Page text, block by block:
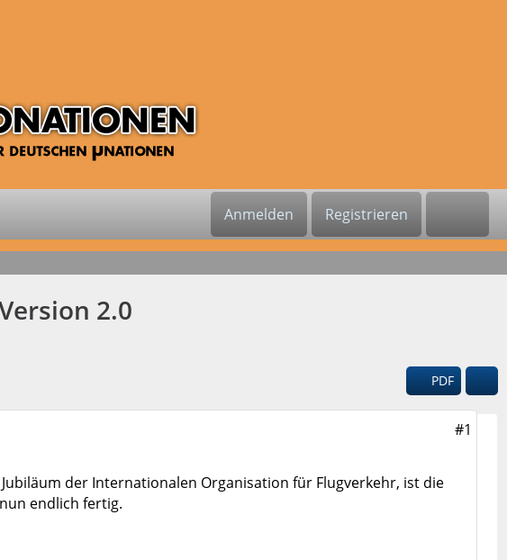
Anmelden Registrieren
2.0
PDF
#1
der Internationalen Organisation für Flugverkehr, ist die
nun endlich fertig.